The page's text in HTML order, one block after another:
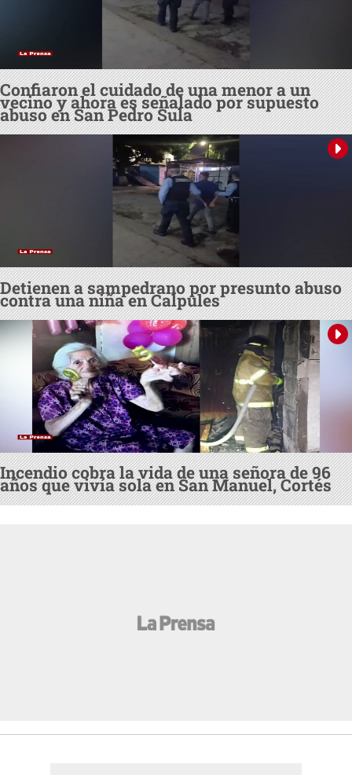
Confiaron el cuidado de una menor a un
vecino y ahora es señalado por supuesto
abuso en San Pedro Sula
Detienen a sampedrano por presunto abuso
contra una niña en Calpules
Incendio cobra la vida de una señora de 96
años que vivía sola en San Manuel, Cortés